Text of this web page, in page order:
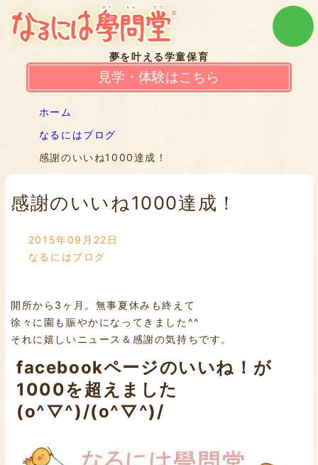
夢を叶える学童保育
見学・体験はこちら
ホーム
なるにはブログ
感謝のいいね1000達成！
感謝のいいね1000達成！
2015年09月22日
なるにはブログ
開所から3ヶ月。無事夏休みも終えて
徐々に園も賑やかになってきました^^
それに嬉しいニュース＆感謝の気持ちです。
facebookページのいいね！が
1000を超えました
(o^▽^)/(o^▽^)/